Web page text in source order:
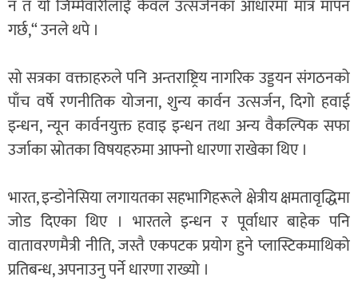
न त यो जिम्मेवारीलाई केवल उत्सर्जनका आधारमा मात्र मापन
गर्छ,“ उनले थपे ।
सो सत्रका वक्ताहरुले पनि अन्तराष्ट्रिय नागरिक उड्डयन संगठनको
पाँच वर्षे रणनीतिक योजना, शुन्य कार्वन उत्सर्जन, दिगो हवाई
इन्धन, न्यून कार्वनयुक्त हवाइ इन्धन तथा अन्य वैकल्पिक सफा
उर्जाका स्रोतका विषयहरुमा आफ्नाे धारणा राखेका थिए ।
भारत, इन्डोनेसिया लगायतका सहभागिहरूले क्षेत्रीय क्षमतावृद्धिमा
जोड दिएका थिए । भारतले इन्धन र पूर्वाधार बाहेक पनि
वातावरणमैत्री नीति, जस्तै एकपटक प्रयोग हुने प्लास्टिकमाथिको
प्रतिबन्ध, अपनाउनु पर्ने धारणा राख्यो ।